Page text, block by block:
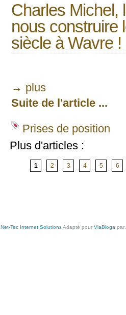
Charles Michel,
nous construire
siècle à Wavre !
→ plus
Suite de l'article ...
Prises de position
Plus d'articles :
1 2 3 4 5 6
Net-Tec Internet SolutionsAdapté pour ViaBloga par